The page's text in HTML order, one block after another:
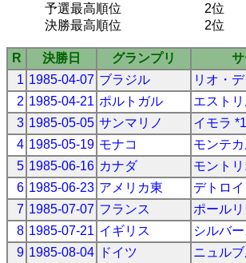
予選最高順位
2位
決勝最高順位
2位
R 決勝日 グランプリ
1 1985-04-07 ブラジル リオ・
2 1985-04-21 ポルトガル エスト
3 1985-05-05 サンマリノ イモラ *1
4 1985-05-19 モナコ モンテカ
5 1985-06-16 カナダ モント
6 1985-06-23 アメリカ東 デトロイ
7 1985-07-07 フランス ポール
8 1985-07-21 イギリス シルバ
9 1985-08-04 ドイツ ニュル